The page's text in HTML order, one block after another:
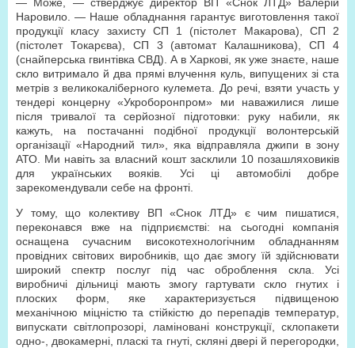
Наровило. — Наше обладнання гарантує виготовлення такої
продукції класу захисту СП 1 (пістолет Макарова), СП 2
(пістолет Токарєва), СП 3 (автомат Калашникова), СП 4
(снайперська гвинтівка СВД). А в Харкові, як уже знаєте, наше
скло витримало й два прямі влучення куль, випущених зі ста
метрів з великокаліберного кулемета. До речі, взяти участь у
тендері концерну «Укроборонпром» ми наважилися лише
після тривалої та серйозної підготовки: руку набили, як
кажуть, на постачанні подібної продукції волонтерській
організації «Народний тил», яка відправляла джипи в зону
АТО. Ми навіть за власний кошт засклили 10 позашляховиків
для українських вояків. Усі ці автомобілі добре
зарекомендували себе на фронті.
У тому, що колективу ВП «Снок ЛТД» є чим пишатися,
переконався вже на підприємстві: на сьогодні компанія
оснащена сучасним високотехнологічним обладнанням
провідних світових виробників, що дає змогу їй здійснювати
широкий спектр послуг під час оброблення скла. Усі
виробничі дільниці мають змогу гартувати скло гнутих і
плоских форм, яке характеризується підвищеною
механічною міцністю та стійкістю до перепадів температур,
випускати світлопрозорі, ламіновані конструкції, склопакети
одно-, двокамерні, пласкі та гнуті, скляні двері й перегородки,